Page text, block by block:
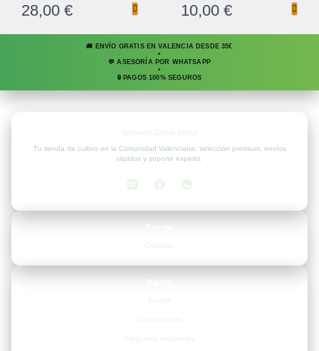
28,00 € 10,00 €
🚚 ENVÍO GRATIS EN VALENCIA DESDE 35€
•
💬 ASESORÍA POR WHATSAPP
•
🔒 PAGOS 100% SEGUROS
Tu tienda de cultivo en la Comunidad Valenciana: selección premium, envíos
rápidos y soporte experto.
Catálogo
Envíos
Devoluciones
Preguntas frecuentes